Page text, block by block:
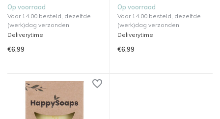
Op voorraad
Voor 14.00 besteld, dezelfde
(werk)dag verzonden.
Deliverytime
€6,99
Op voorraad
Voor 14.00 besteld, dezelfde
(werk)dag verzonden.
Deliverytime
€6,99